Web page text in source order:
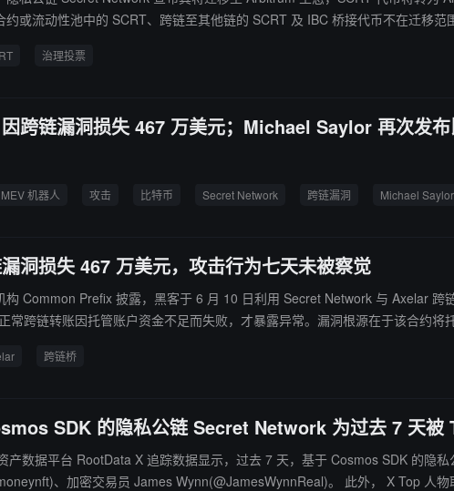
或流动性池中的 SCRT、跨链至其他链的 SCRT 及 IBC 桥接代币不在迁移
治理投票
跨链漏洞损失 467 万美元；Michael Saylor 再次发
MEV 机器人 攻击 比特币 Secret Network 跨链漏洞 Michael Saylor
洞损失 467 万美元，攻击行为七天未被察觉
Prefix 披露，黑客于 6 月 10 日利用 Secret Network 与 Axelar 跨链桥合约
常跨链转账因托管账户资金不足而失败，才暴露异常。漏洞根源在于该合约
及 HitBTC 等交易所。目前约 67.2 万美元仍滞留在攻击者的
跨链桥
SDK 的隐私公链 Secret Network 为过去 7 天被
产数据平台 RootData X 追踪数据显示，过去 7 天，基于 Cosmos SDK 的隐
物包括 NFT 收藏家 Gmoney(@gmoneynft)、加密交